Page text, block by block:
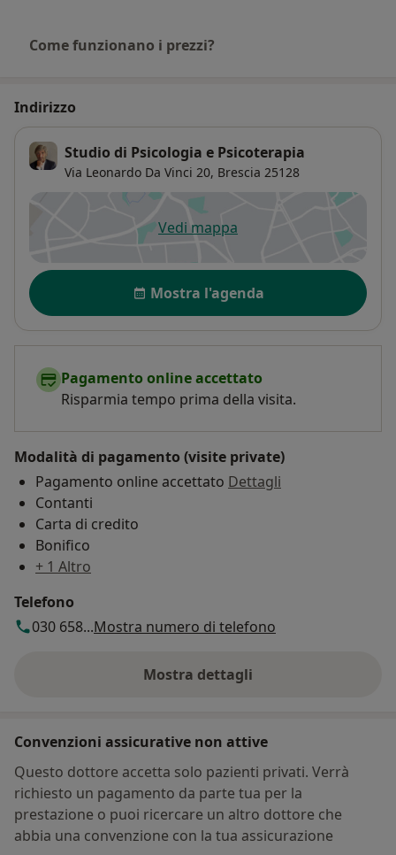
Come funzionano i prezzi?
Indirizzo
Studio di Psicologia e Psicoterapia
Via Leonardo Da Vinci 20, Brescia 25128
Vedi mappasi apre in una nuova scheda
Disponibilità
Mostra l'agenda
Pagamento online accettato
Risparmia tempo prima della visita.
Modalità di pagamento (visite private)
Pagamento online accettato Dettagli
Contanti
Carta di credito
Bonifico
+ 1 Altro
Telefono
030 658...Mostra numero di telefono
Mostra dettagli
sull'indirizzo
Convenzioni assicurative non attive
Questo dottore accetta solo pazienti privati. Verrà
richiesto un pagamento da parte tua per la
prestazione o puoi ricercare un altro dottore che
abbia una convenzione con la tua assicurazione